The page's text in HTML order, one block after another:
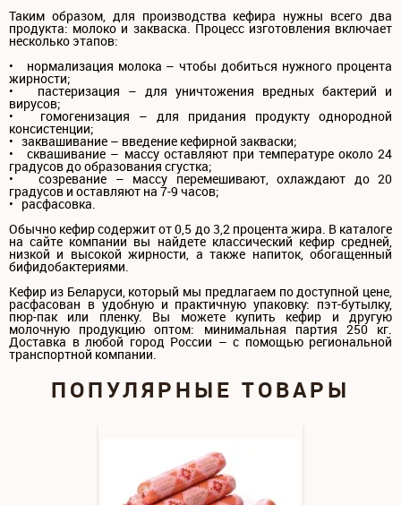
Таким образом, для производства кефира нужны всего два
продукта: молоко и закваска. Процесс изготовления включает
несколько этапов:
• нормализация молока – чтобы добиться нужного процента
жирности;
• пастеризация – для уничтожения вредных бактерий и
вирусов;
• гомогенизация – для придания продукту однородной
консистенции;
• заквашивание – введение кефирной закваски;
• сквашивание – массу оставляют при температуре около 24
градусов до образования сгустка;
• созревание – массу перемешивают, охлаждают до 20
градусов и оставляют на 7-9 часов;
• расфасовка.
Обычно кефир содержит от 0,5 до 3,2 процента жира. В каталоге
на сайте компании вы найдете классический кефир средней,
низкой и высокой жирности, а также напиток, обогащенный
бифидобактериями.
Кефир из Беларуси, который мы предлагаем по доступной цене,
расфасован в удобную и практичную упаковку: пэт-бутылку,
пюр-пак или пленку. Вы можете купить кефир и другую
молочную продукцию оптом: минимальная партия 250 кг.
Доставка в любой город России – с помощью региональной
транспортной компании.
ПОПУЛЯРНЫЕ ТОВАРЫ